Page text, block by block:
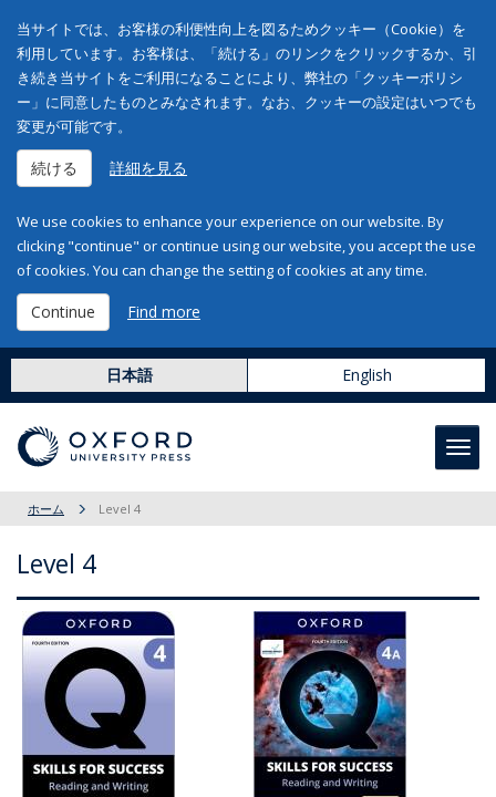
当サイトでは、お客様の利便性向上を図るためクッキー（Cookie）を
利用しています。お客様は、「続ける」のリンクをクリックするか、引
き続き当サイトをご利用になることにより、弊社の「クッキーポリシ
ー」に同意したものとみなされます。なお、クッキーの設定はいつでも
変更が可能です。
続ける 詳細を見る
We use cookies to enhance your experience on our website. By
clicking "continue" or continue using our website, you accept the use
of cookies. You can change the setting of cookies at any time.
Continue Find more
日本語 English
ホーム Level 4
Level 4